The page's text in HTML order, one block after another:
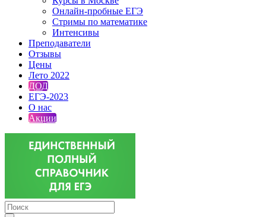
Онлайн-пробные ЕГЭ
Стримы по математике
Интенсивы
Преподаватели
Отзывы
Цены
Лето 2022
ДОД
ЕГЭ-2023
О нас
Акции